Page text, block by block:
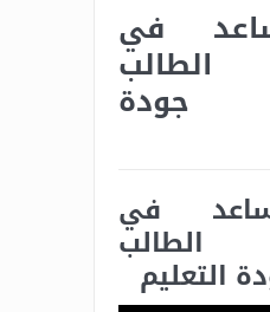
في
جودة
في
التعليم